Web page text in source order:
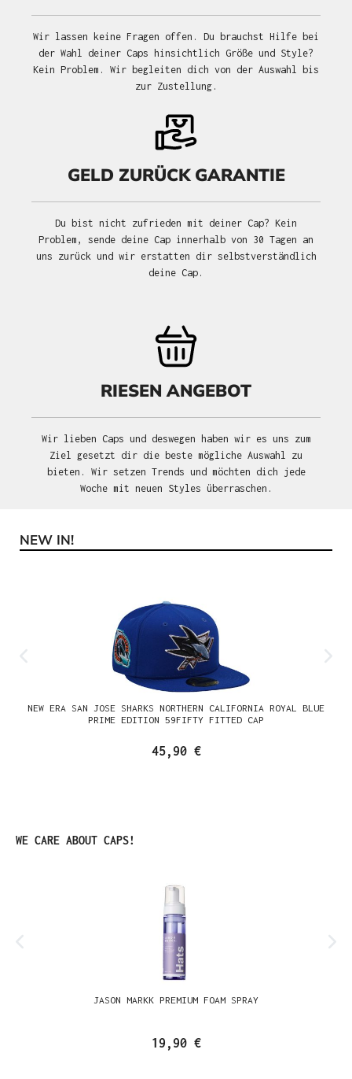
Wir lassen keine Fragen offen. Du brauchst Hilfe bei
der Wahl deiner Caps hinsichtlich Größe und Style?
Kein Problem. Wir begleiten dich von der Auswahl bis
zur Zustellung.
GELD ZURÜCK GARANTIE
Du bist nicht zufrieden mit deiner Cap? Kein
Problem, sende deine Cap innerhalb von 30 Tagen an
uns zurück und wir erstatten dir selbstverständlich
deine Cap.
RIESEN ANGEBOT
Wir lieben Caps und deswegen haben wir es uns zum
Ziel gesetzt dir die beste mögliche Auswahl zu
bieten. Wir setzen Trends und möchten dich jede
Woche mit neuen Styles überraschen.
Produktgalerie überspringen
NEW IN!
NEW ERA SAN JOSE SHARKS NORTHERN CALIFORNIA ROYAL BLUE
PRIME EDITION 59FIFTY FITTED CAP
45,90 €
Produktgalerie überspringen
WE CARE ABOUT CAPS!
JASON MARKK PREMIUM FOAM SPRAY
19,90 €